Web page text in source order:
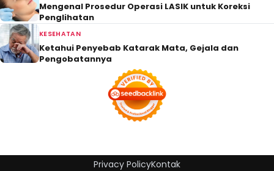
Mengenal Prosedur Operasi LASIK untuk Koreksi
Penglihatan
KESEHATAN
Ketahui Penyebab Katarak Mata, Gejala dan
Pengobatannya
Privacy PolicyKontak